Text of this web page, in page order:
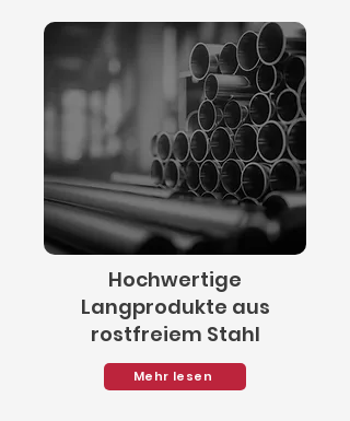
Hochwertige
Langprodukte aus
rostfreiem Stahl
Mehr lesen